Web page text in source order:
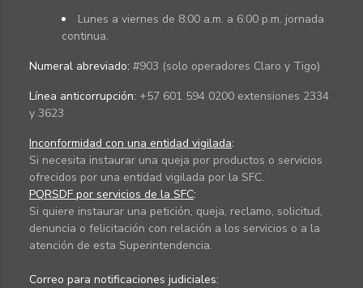
Lunes a viernes de 8:00 a.m. a 6:00 p.m. jornada
continua.
Numeral abreviado: #903 (solo operadores Claro y Tigo)
Línea anticorrupción: +57 601 594 0200 extensiones 2334
y 3623
Inconformidad con una entidad vigilada:
Si necesita instaurar una queja por productos o servicios
ofrecidos por una entidad vigilada por la SFC.
PQRSDF por servicios de la SFC:
Si quiere instaurar una petición, queja, reclamo, solicitud,
denuncia o felicitación con relación a los servicios o a la
atención de esta Superintendencia.
Correo para notificaciones judiciales: